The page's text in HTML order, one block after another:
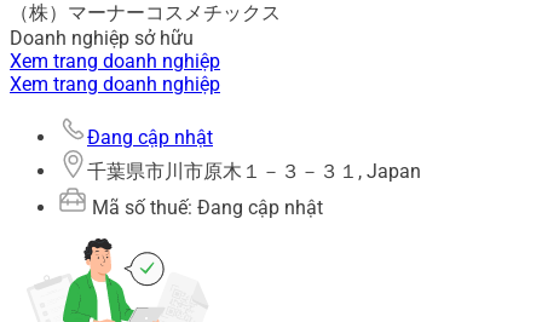
（株）マーナーコスメチックス
Doanh nghiệp sở hữu
Xem trang doanh nghiệp
Xem trang doanh nghiệp
Đang cập nhật
千葉県市川市原木１－３－３１, Japan
Mã số thuế: Đang cập nhật